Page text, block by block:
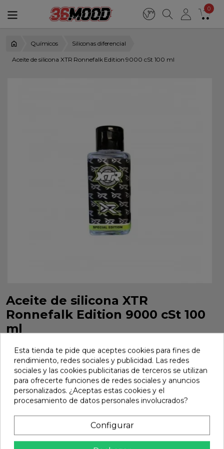
0
Químicos Siliconas diferencial
Aceite de silicona XTR Ronnefalk Edition 9000 cSt 100 ml
Aceite de silicona XTR
Ronnefalk Edition 9000 cSt 100
ml
SIL-9000RV2.
Marca: Xtr Racing Ref: SIL-9000RV2
8,08 €
Añadir
En stock
Esta tienda te pide que aceptes cookies para fines de
rendimiento, redes sociales y publicidad. Las redes
sociales y las cookies publicitarias de terceros se utilizan
para ofrecerte funciones de redes sociales y anuncios
personalizados. ¿Aceptas estas cookies y el
procesamiento de datos personales involucrados?
Configurar